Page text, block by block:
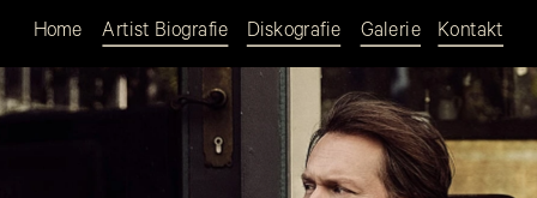
Home Artist Biografie Diskografie Kontakt
Galerie